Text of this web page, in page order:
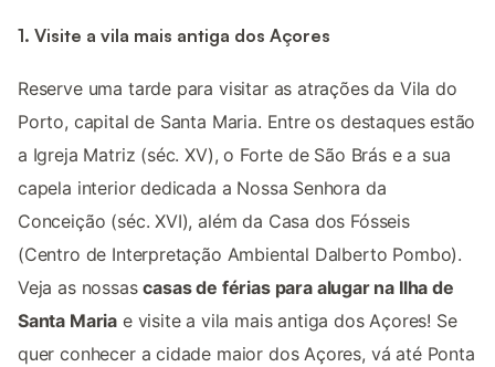
1. Visite a vila mais antiga dos Açores
Reserve uma tarde para visitar as atrações da Vila do
Porto, capital de Santa Maria. Entre os destaques estão
a Igreja Matriz (séc. XV), o Forte de São Brás e a sua
capela interior dedicada a Nossa Senhora da
Conceição (séc. XVI), além da Casa dos Fósseis
(Centro de Interpretação Ambiental Dalberto Pombo).
Veja as nossascasas de férias para alugar na Ilha de
Santa Maria e visite a vila mais antiga dos Açores! Se
quer conhecer a cidade maior dos Açores, vá até Ponta